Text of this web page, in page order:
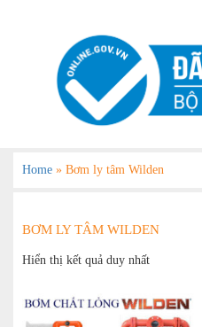
Home » Bơm ly tâm Wilden
BƠM LY TÂM WILDEN
Hiển thị kết quả duy nhất